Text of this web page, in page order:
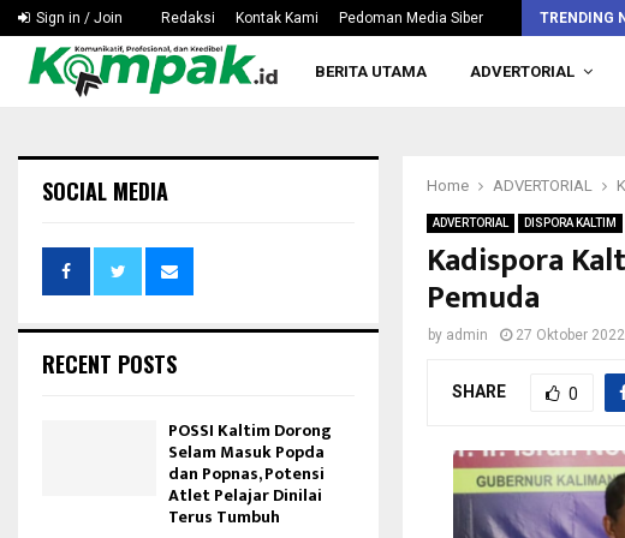
Sign in / Join Redaksi Kontak Kami Pedoman Media Siber TRENDING
Silaturahmi ke Rusdiansyah Aras, KONI Kaltim Bahas…
BERITA UTAMA ADVERTORIAL
Home ADVERTORIAL
ADVERTORIAL DISPORA KALTIM
Kadispora
Pemuda
by admin 27 Oktober 2022
SHARE 0
SOCIAL MEDIA
RECENT POSTS
POSSI Kaltim Dorong
Selam Masuk Popda
dan Popnas, Potensi
Atlet Pelajar Dinilai
Terus Tumbuh